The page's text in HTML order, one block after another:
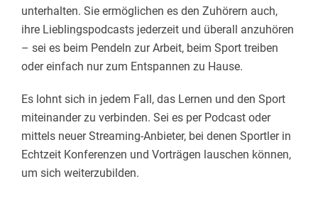
unterhalten. Sie ermöglichen es den Zuhörern auch,
ihre Lieblingspodcasts jederzeit und überall anzuhören
– sei es beim Pendeln zur Arbeit, beim Sport treiben
oder einfach nur zum Entspannen zu Hause.
Es lohnt sich in jedem Fall, das Lernen und den Sport
miteinander zu verbinden. Sei es per Podcast oder
mittels neuer Streaming-Anbieter, bei denen Sportler in
Echtzeit Konferenzen und Vorträgen lauschen können,
um sich weiterzubilden.